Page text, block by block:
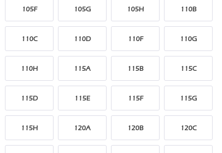
105F 105G 105H 110B
110C 110D 110F 110G
110H 115A 115B 115C
115D 115E 115F 115G
115H 120A 120B 120C